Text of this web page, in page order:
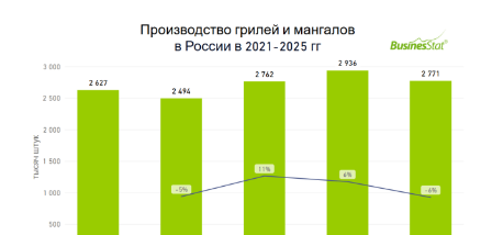
Опрос потребителей косметических кремов
Аудит розничной торговли косметическими
кремами
Опрос экспертов рынка косметики и
парфюмерии
Категории: Потребительские товары
/
Женская косметика